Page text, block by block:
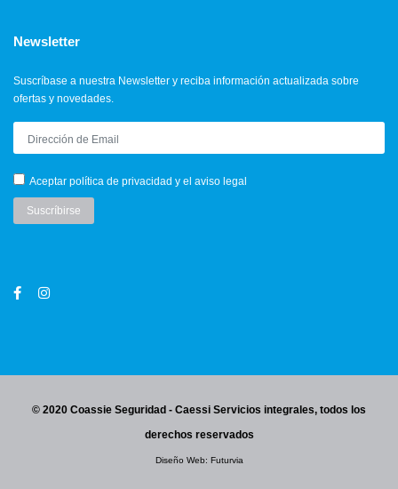
Newsletter
Suscríbase a nuestra Newsletter y reciba información actualizada sobre
ofertas y novedades.
Email
Aceptar política de privacidad y el aviso legal
Suscríbirse
© 2020 Coassie Seguridad - Caessi Servicios integrales, todos los
derechos reservados
Diseño Web: Futurvia